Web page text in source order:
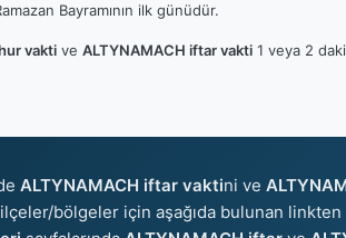
Bayramının ilk günüdür.
vakti ve ALTYNAMACH iftar vakti 1 veya 2
ALTYNAMACH iftar vaktini ve
bölgeler için aşağıda bulunan